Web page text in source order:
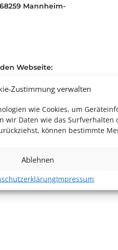
Zustimmung verwalten
wie Cookies, um
Daten wie das
können bestimmte
Ablehnen
Impressum
Mannheim-
Webseite: